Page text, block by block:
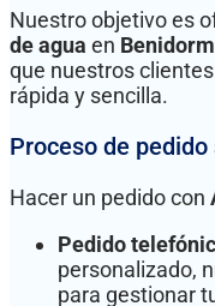
Nuestro objetivo es
de agua en Benidorm
que nuestros
rápida y sencilla.
Proceso de
Hacer un pedido con
Pedido
personalizado,
para gestionar